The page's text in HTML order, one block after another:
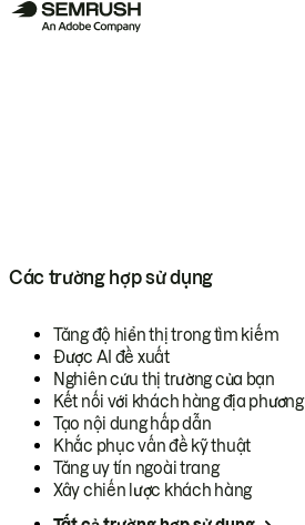
Các trường hợp sử dụng
Tăng độ hiển thị trong tìm kiếm
Được AI đề xuất
Nghiên cứu thị trường của bạn
Kết nối với khách hàng địa phương
Tạo nội dung hấp dẫn
Khắc phục vấn đề kỹ thuật
Tăng uy tín ngoài trang
Xây chiến lược khách hàng